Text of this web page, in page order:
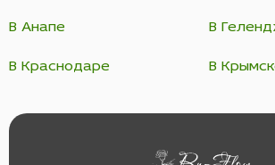
В Анапе В
В Краснодаре В